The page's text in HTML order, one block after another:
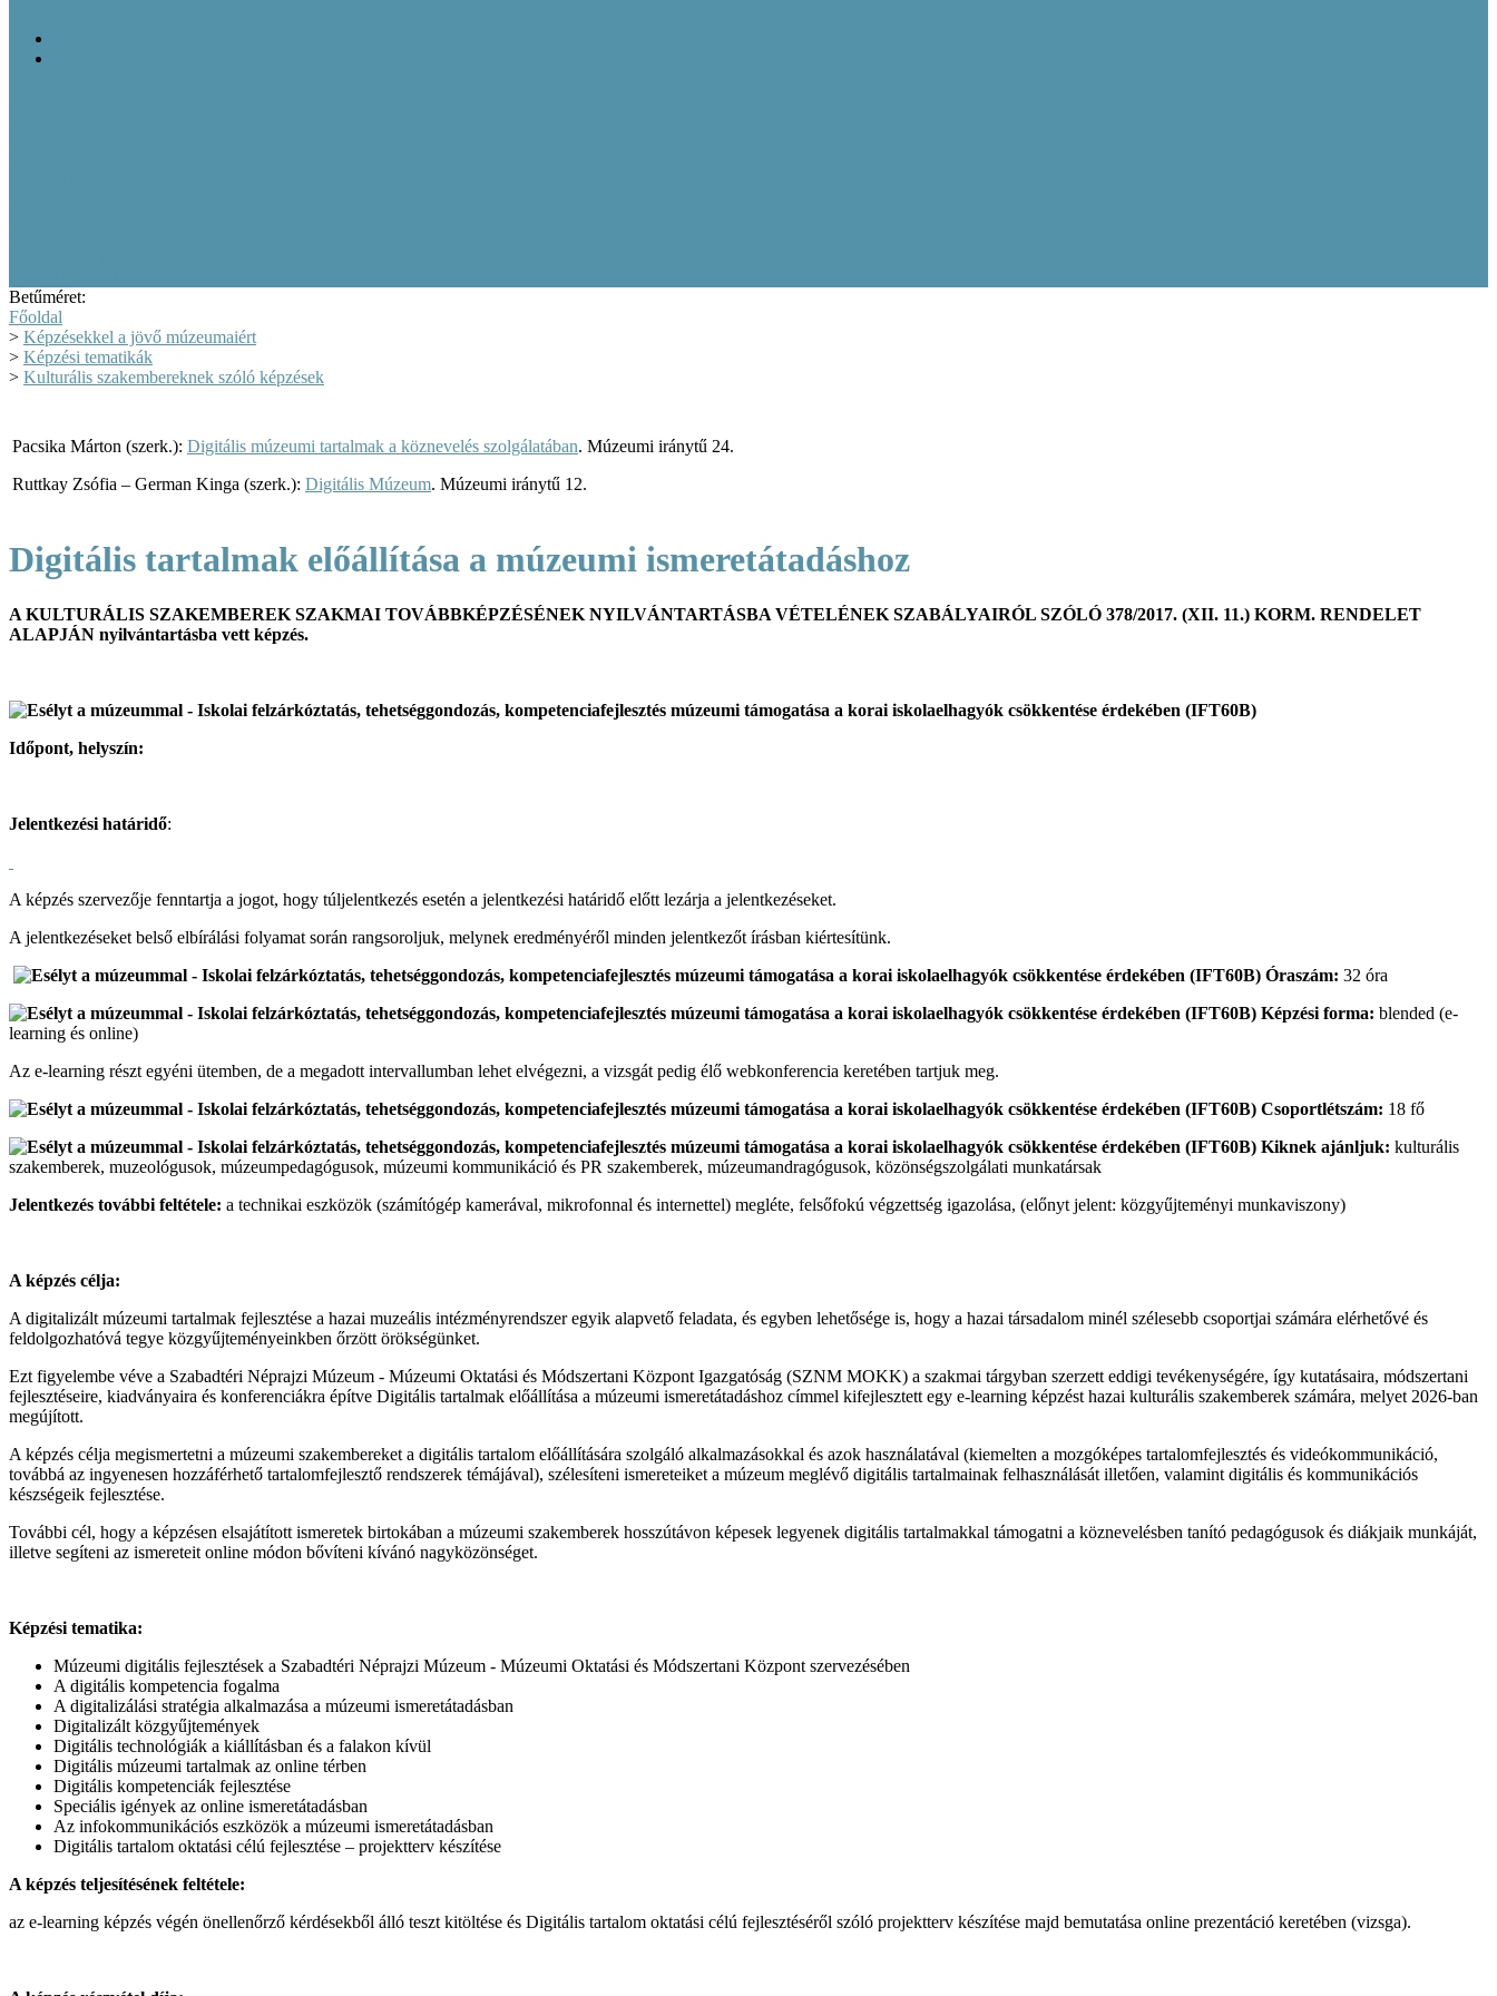
Betűméret:
Főoldal
> Képzésekkel a jövő múzeumaiért
> Képzési tematikák
> Kulturális szakembereknek szóló képzések
Pacsika Márton (szerk.): Digitális múzeumi tartalmak a köznevelés szolgálatában. Múzeumi iránytű 24.
Ruttkay Zsófia – German Kinga (szerk.): Digitális Múzeum. Múzeumi iránytű 12.
Digitális tartalmak előállítása a múzeumi ismeretátadáshoz
A KULTURÁLIS SZAKEMBEREK SZAKMAI TOVÁBBKÉPZÉSÉNEK NYILVÁNTARTÁSBA VÉTELÉNEK SZABÁLYAIRÓL SZÓLÓ 378/2017. (XII. 11.) KORM. RENDELET
ALAPJÁN nyilvántartásba vett képzés.
Időpont, helyszín:
Jelentkezési határidő:
A képzés szervezője fenntartja a jogot, hogy túljelentkezés esetén a jelentkezési határidő előtt lezárja a jelentkezéseket.
A jelentkezéseket belső elbírálási folyamat során rangsoroljuk, melynek eredményéről minden jelentkezőt írásban kiértesítünk.
Óraszám: 32 óra
Képzési forma: blended (e-
learning és online)
Az e-learning részt egyéni ütemben, de a megadott intervallumban lehet elvégezni, a vizsgát pedig élő webkonferencia keretében tartjuk meg.
Csoportlétszám: 18 fő
Kiknek ajánljuk: kulturális
szakemberek, muzeológusok, múzeumpedagógusok, múzeumi kommunikáció és PR szakemberek, múzeumandragógusok, közönségszolgálati munkatársak
Jelentkezés további feltétele: a technikai eszközök (számítógép kamerával, mikrofonnal és internettel) megléte, felsőfokú végzettség igazolása, (előnyt jelent: közgyűjteményi munkaviszony)
A képzés célja:
A digitalizált múzeumi tartalmak fejlesztése a hazai muzeális intézményrendszer egyik alapvető feladata, és egyben lehetősége is, hogy a hazai társadalom minél szélesebb csoportjai számára elérhetővé és
feldolgozhatóvá tegye közgyűjteményeinkben őrzött örökségünket.
Ezt figyelembe véve a Szabadtéri Néprajzi Múzeum - Múzeumi Oktatási és Módszertani Központ Igazgatóság (SZNM MOKK) a szakmai tárgyban szerzett eddigi tevékenységére, így kutatásaira, módszertani
fejlesztéseire, kiadványaira és konferenciákra építve Digitális tartalmak előállítása a múzeumi ismeretátadáshoz címmel kifejlesztett egy e-learning képzést hazai kulturális szakemberek számára, melyet 2026-ban
megújított.
A képzés célja megismertetni a múzeumi szakembereket a digitális tartalom előállítására szolgáló alkalmazásokkal és azok használatával (kiemelten a mozgóképes tartalomfejlesztés és videókommunikáció,
továbbá az ingyenesen hozzáférhető tartalomfejlesztő rendszerek témájával), szélesíteni ismereteiket a múzeum meglévő digitális tartalmainak felhasználását illetően, valamint digitális és kommunikációs
készségeik fejlesztése.
További cél, hogy a képzésen elsajátított ismeretek birtokában a múzeumi szakemberek hosszútávon képesek legyenek digitális tartalmakkal támogatni a köznevelésben tanító pedagógusok és diákjaik munkáját,
illetve segíteni az ismereteit online módon bővíteni kívánó nagyközönséget.
Képzési tematika:
Múzeumi digitális fejlesztések a Szabadtéri Néprajzi Múzeum - Múzeumi Oktatási és Módszertani Központ szervezésében
A digitális kompetencia fogalma
A digitalizálási stratégia alkalmazása a múzeumi ismeretátadásban
Digitalizált közgyűjtemények
Digitális technológiák a kiállításban és a falakon kívül
Digitális múzeumi tartalmak az online térben
Digitális kompetenciák fejlesztése
Speciális igények az online ismeretátadásban
Az infokommunikációs eszközök a múzeumi ismeretátadásban
Digitális tartalom oktatási célú fejlesztése – projektterv készítése
A képzés teljesítésének feltétele:
az e-learning képzés végén önellenőrző kérdésekből álló teszt kitöltése és Digitális tartalom oktatási célú fejlesztéséről szóló projektterv készítése majd bemutatása online prezentáció keretében (vizsga).